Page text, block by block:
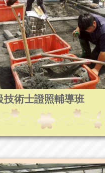
技術士證照輔導班